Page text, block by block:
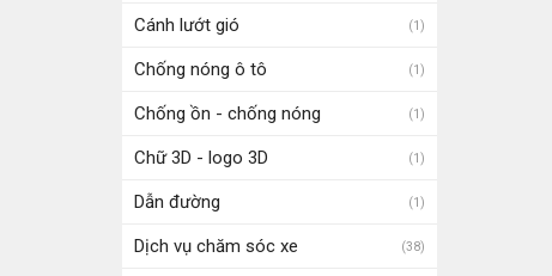
Cánh lướt gió (1)
Chống nóng ô tô (1)
Chống ồn - chống nóng (1)
Chữ 3D - logo 3D (1)
Dẫn đường (1)
Dịch vụ chăm sóc xe (38)